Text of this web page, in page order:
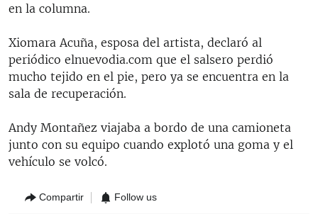
en la columna.
Xiomara Acuña, esposa del artista, declaró al
periódico elnuevodia.com que el salsero perdió
mucho tejido en el pie, pero ya se encuentra en la
sala de recuperación.
Andy Montañez viajaba a bordo de una camioneta
junto con su equipo cuando explotó una goma y el
vehículo se volcó.
Compartir Follow us